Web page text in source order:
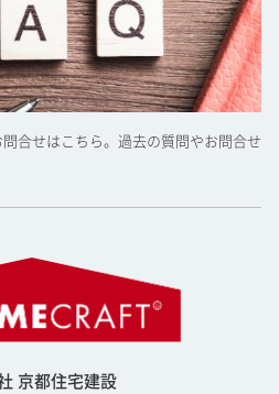
合せはこちら。過去の質問やお問合せ
京都住宅建設